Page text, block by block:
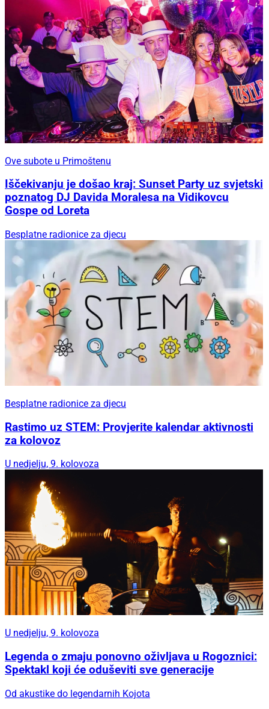
Ove subote u Primoštenu
Iščekivanju je došao kraj: Sunset Party uz svjetski
poznatog DJ Davida Moralesa na Vidikovcu
Gospe od Loreta
Besplatne radionice za djecu
Besplatne radionice za djecu
Rastimo uz STEM: Provjerite kalendar aktivnosti
za kolovoz
U nedjelju, 9. kolovoza
U nedjelju, 9. kolovoza
Legenda o zmaju ponovno oživljava u Rogoznici:
Spektakl koji će oduševiti sve generacije
Od akustike do legendarnih Kojota